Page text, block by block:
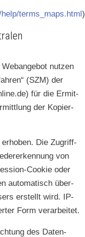
terms_maps.html
nutzen
(SZM) der
für die Ermit­
der Kopier­
erhoben. Die Zugriff­
von
Cook­ie oder
automa­tisch über­
erstellt wird. IP-
Form verarbeitet.
des Daten­